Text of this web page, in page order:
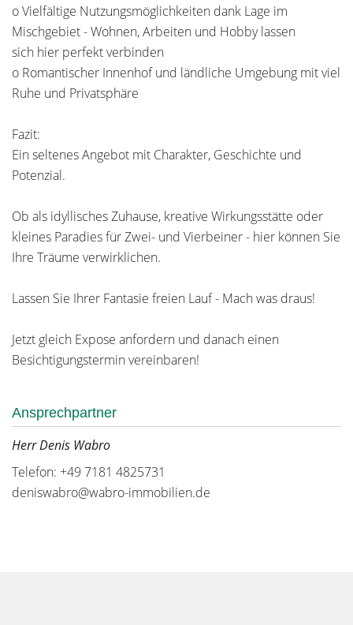
o Vielfältige Nutzungsmöglichkeiten dank Lage im
Mischgebiet - Wohnen, Arbeiten und Hobby lassen
sich hier perfekt verbinden
o Romantischer Innenhof und ländliche Umgebung mit viel
Ruhe und Privatsphäre
Fazit:
Ein seltenes Angebot mit Charakter, Geschichte und
Potenzial.
Ob als idyllisches Zuhause, kreative Wirkungsstätte oder
kleines Paradies für Zwei- und Vierbeiner - hier können Sie
Ihre Träume verwirklichen.
Lassen Sie Ihrer Fantasie freien Lauf - Mach was draus!
Jetzt gleich Expose anfordern und danach einen
Besichtigungstermin vereinbaren!
Ansprechpartner
Herr Denis Wabro
Telefon: +49 7181 4825731
deniswabro@wabro-immobilien.de